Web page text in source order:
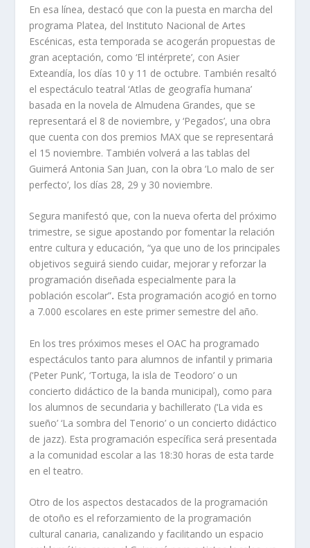
En esa línea, destacó que con la puesta en marcha del
programa Platea, del Instituto Nacional de Artes
Escénicas, esta temporada se acogerán propuestas de
gran aceptación, como ‘El intérprete’, con Asier
Exteandía, los días 10 y 11 de octubre. También resaltó
el espectáculo teatral ‘Atlas de geografía humana’
basada en la novela de Almudena Grandes, que se
representará el 8 de noviembre, y ‘Pegados’, una obra
que cuenta con dos premios MAX que se representará
el 15 noviembre. También volverá a las tablas del
Guimerá Antonia San Juan, con la obra ‘Lo malo de ser
perfecto’, los días 28, 29 y 30 noviembre.
Segura manifestó que, con la nueva oferta del próximo
trimestre, se sigue apostando por fomentar la relación
entre cultura y educación, “ya que uno de los principales
objetivos seguirá siendo cuidar, mejorar y reforzar la
programación diseñada especialmente para la
población escolar”. Esta programación acogió en torno
a 7.000 escolares en este primer semestre del año.
En los tres próximos meses el OAC ha programado
espectáculos tanto para alumnos de infantil y primaria
(‘Peter Punk’, ‘Tortuga, la isla de Teodoro’ o un
concierto didáctico de la banda municipal), como para
los alumnos de secundaria y bachillerato (‘La vida es
sueño’ ‘La sombra del Tenorio’ o un concierto didáctico
de jazz). Esta programación específica será presentada
a la comunidad escolar a las 18:30 horas de esta tarde
en el teatro.
Otro de los aspectos destacados de la programación
de otoño es el reforzamiento de la programación
cultural canaria, canalizando y facilitando un espacio